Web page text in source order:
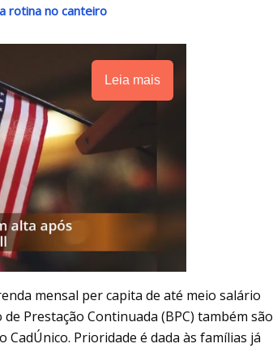
rotina no canteiro
Leia mais
mensal per capita de até meio salário
Prestação Continuada (BPC) também são
Prioridade é dada às famílias já